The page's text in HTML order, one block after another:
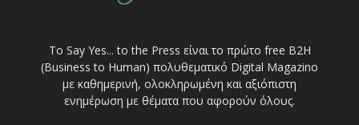
Το Say Yes... to the Press είναι το πρώτο free Β2Η
(Business to Human) πολυθεματικό Digital Magazino
με καθημερινή, ολοκληρωμένη και αξιόπιστη
ενημέρωση με θέματα που αφορούν όλους.